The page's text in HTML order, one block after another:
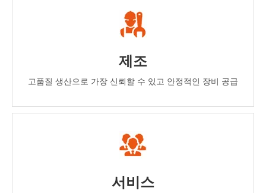
제조
고품질 생산으로 가장 신뢰할 수 있고 안정적인 장비 공급
서비스